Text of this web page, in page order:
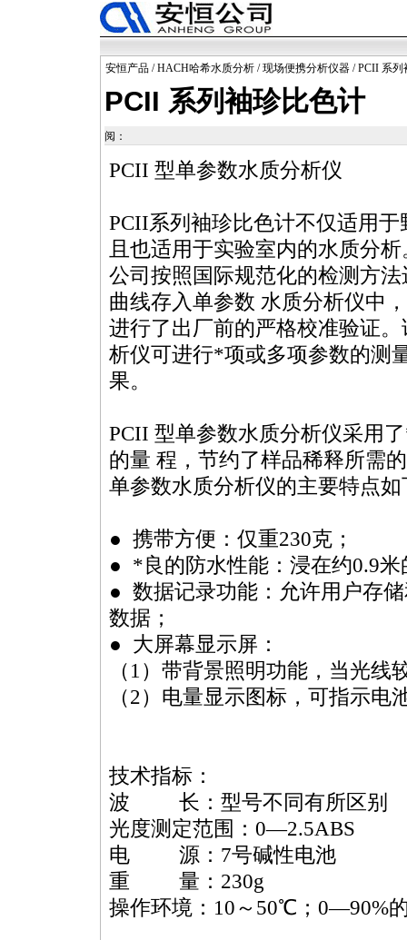
安恒产品 /HACH哈希水质分析 /现场便携分析仪器 / PCII 系列
PCII 系列袖珍比色计
阅：
PCII 型单参数水质分析仪
PCII系列袖珍比色计不仅适用
且也适用于实验室内的水质分
公司按照国际规范化的检测方法
曲线存入单参数 水质分析仪中
进行了出厂前的严格校准验证
析仪可进行*项或多项参数的测
果。
PCII 型单参数水质分析仪采用了
的量 程，节约了样品稀释所需
单参数水质分析仪的主要特点如
● 携带方便：仅重230克；
● *良的防水性能：浸在约0.9
● 数据记录功能：允许用户存
数据；
● 大屏幕显示屏：
（1）带背景照明功能，当光
（2）电量显示图标，可指示
技术指标：
波 长：型号不同有所区别
光度测定范围：0―2.5ABS
电 源：7号碱性电池
重 量：230g
操作环境：10～50℃；0―90%